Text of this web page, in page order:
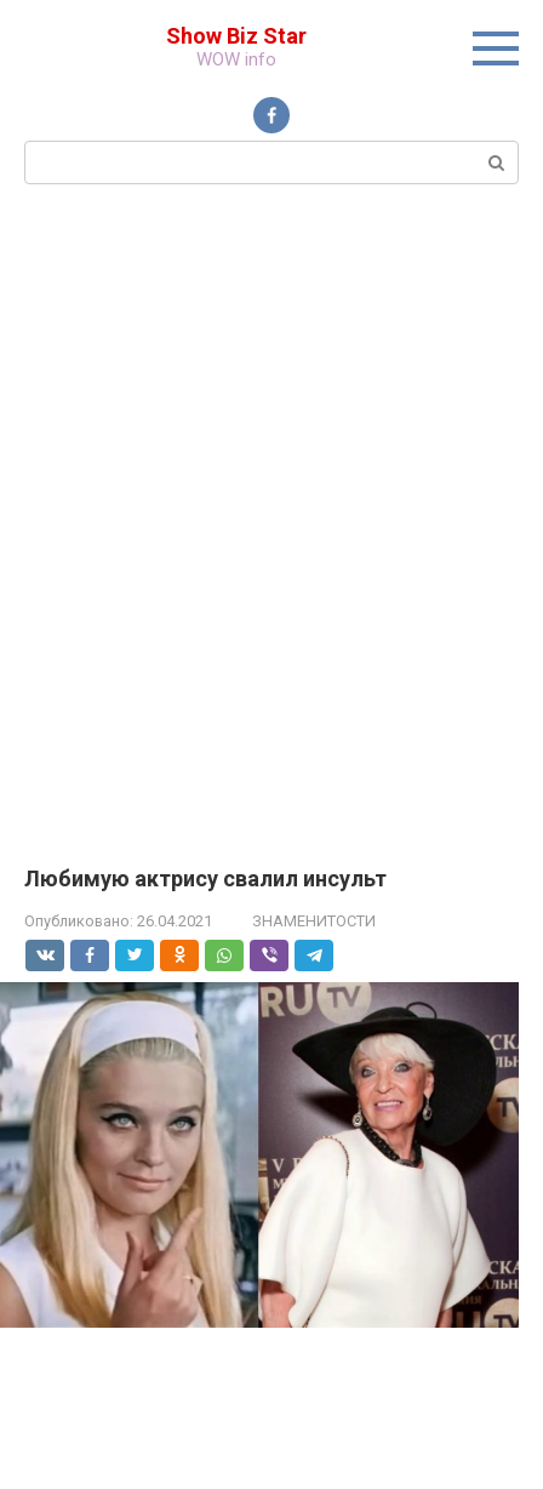
Show Biz Star
WOW info
Поиск:
Любимую актрису свалил инсульт
Опубликовано: 26.04.2021 ЗНАМЕНИТОСТИ